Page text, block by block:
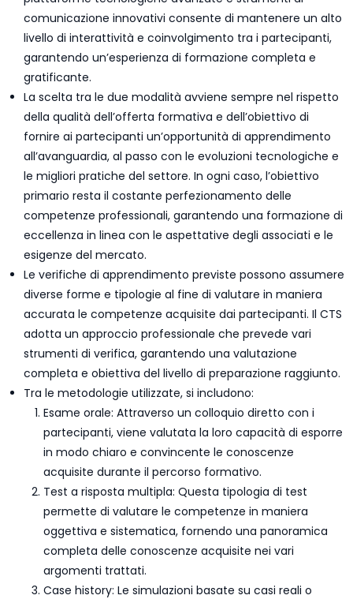
comunicazione innovativi consente di mantenere un alto
livello di interattività e coinvolgimento tra i partecipanti,
garantendo un’esperienza di formazione completa e
gratificante.
La scelta tra le due modalità avviene sempre nel rispetto
della qualità dell’offerta formativa e dell’obiettivo di
fornire ai partecipanti un’opportunità di apprendimento
all’avanguardia, al passo con le evoluzioni tecnologiche e
le migliori pratiche del settore. In ogni caso, l’obiettivo
primario resta il costante perfezionamento delle
competenze professionali, garantendo una formazione di
eccellenza in linea con le aspettative degli associati e le
esigenze del mercato.
Le verifiche di apprendimento previste possono assumere
diverse forme e tipologie al fine di valutare in maniera
accurata le competenze acquisite dai partecipanti. Il CTS
adotta un approccio professionale che prevede vari
strumenti di verifica, garantendo una valutazione
completa e obiettiva del livello di preparazione raggiunto.
Tra le metodologie utilizzate, si includono:
Esame orale: Attraverso un colloquio diretto con i
partecipanti, viene valutata la loro capacità di esporre
in modo chiaro e convincente le conoscenze
acquisite durante il percorso formativo.
Test a risposta multipla: Questa tipologia di test
permette di valutare le competenze in maniera
oggettiva e sistematica, fornendo una panoramica
completa delle conoscenze acquisite nei vari
argomenti trattati.
Case history: Le simulazioni basate su casi reali o